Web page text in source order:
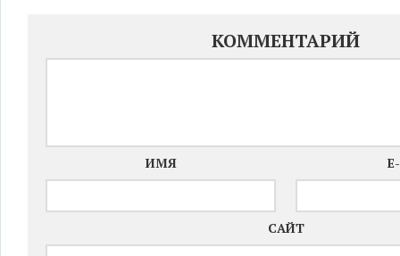
КОММЕНТАРИЙ
ИМЯ
САЙТ